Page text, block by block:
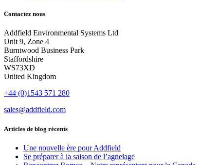
Contactez nous
Addfield Environmental Systems Ltd
Unit 9, Zone 4
Burntwood Business Park
Staffordshire
WS73XD
United Kingdom
+44 (0)1543 571 280
sales@addfield.com
Articles de blog récents
Une nouvelle ère pour Addfield
Se préparer à la saison de l’agnelage